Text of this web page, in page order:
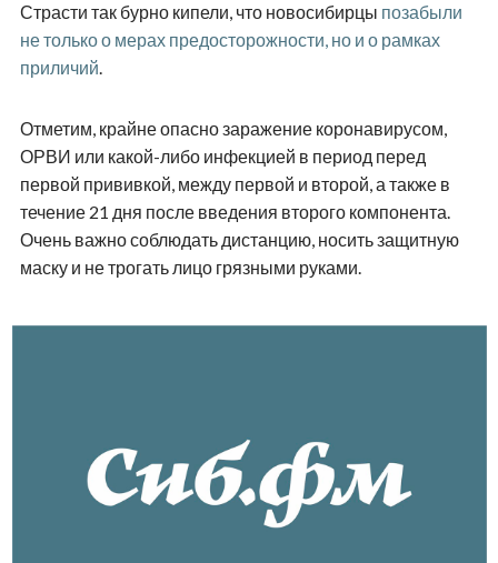
Страсти так бурно кипели, что новосибирцы позабыли
не только о мерах предосторожности, но и о рамках
приличий.
Отметим, крайне опасно заражение коронавирусом,
ОРВИ или какой-либо инфекцией в период перед
первой прививкой, между первой и второй, а также в
течение 21 дня после введения второго компонента.
Очень важно соблюдать дистанцию, носить защитную
маску и не трогать лицо грязными руками.